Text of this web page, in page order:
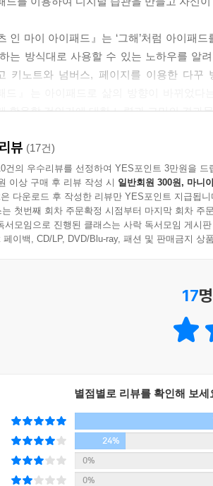
인 마이 아이패드』는 ‘그해’처럼 아이패
는 방식대로 사용할 수 있는 노하우를 알
키노트와 넘버스, 페이지를 이용한 다
활용할 것인가에 대한 노력과 고민의 결과
유니크하고
한 디지털 생활을 위한
트를 시작합니다!
인 마이 아이패드』는 네 개의 파트와 다
고 있다. 파트 1에는 아이패드의 종류와
디지털 글씨를 쓰는 법과 시험공부와 외
뷰 (17건)
건의 우수리뷰를 선정하여 YES포인트 3만원을 드
이상 구매 후 리뷰 작성 시 일반회원 300원, 마니
다운로드 후 작성한 리뷰만 YES포인트 지급됩니
는 첫번째 회차 주문확정 시점부터 마지막 회차 주
서모임으로 진행된 클래스는 사락 독서모임 게시
페이백, CD/LP, DVD/Blu-ray, 패션 및 판매금지 상
17
별점별로 리뷰를 확인해 보세
24%
0%
0%